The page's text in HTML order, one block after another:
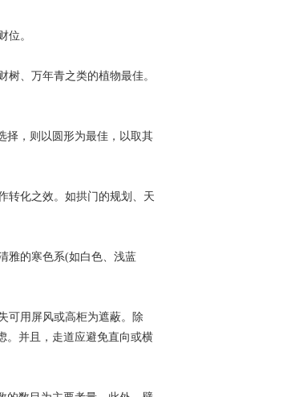
位。
、万年青之类的植物最佳。
，则以圆形为最佳，以取其
化之效。如拱门的规划、天
雅的寒色系(如白色、浅蓝
用屏风或高柜为遮蔽。除
。并且，走道应避免直向或横